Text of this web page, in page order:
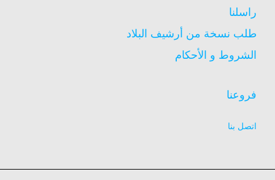
راسلنا
طلب نسخة من أرشيف البلاد
الشروط و الأحكام
فروعنا
اتصل بنا